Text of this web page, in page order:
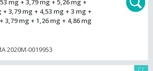
mg + 3,79 mg + 5,26 mg +
+ 3,79 mg + 4,53 mg + 3 mg +
3,79 mg + 1,26 mg + 4,86 mg
2020M-0019953
C2